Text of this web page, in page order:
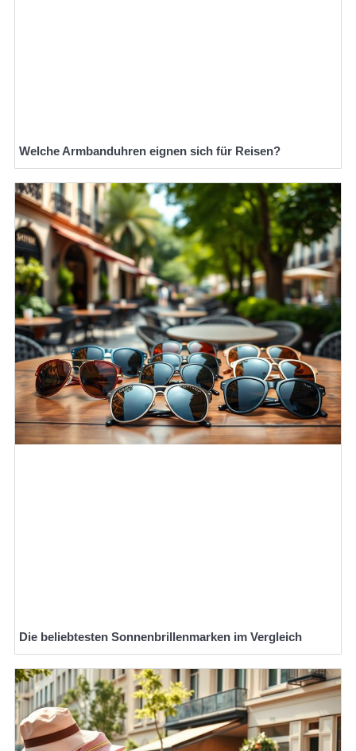
Welche Armbanduhren eignen sich für Reisen?
Die beliebtesten Sonnenbrillenmarken im Vergleich